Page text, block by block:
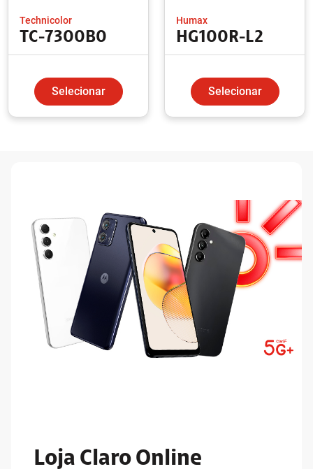
Technicolor
TC-7300B0
Selecionar
Humax
HG100R-L2
Selecionar
Loja Claro Online